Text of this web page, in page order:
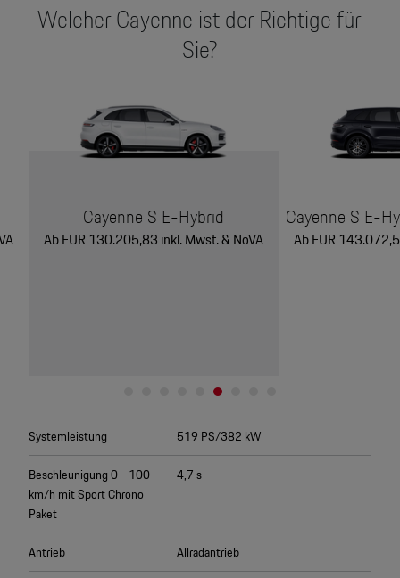
Welcher Cayenne ist der Richtige für
Sie?
Cayenne S E-Hybrid
Ab EUR 130.205,83 inkl. Mwst. & NoVA
Cayenne S E-
Ab EUR
519 PS/382 kW
Systemleistung
4,7 s
Beschleunigung 0 - 100
km/h mit Sport Chrono
Paket
Allradantrieb
Antrieb